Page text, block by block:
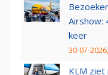
Airshow:
keer
30-07-
KLM